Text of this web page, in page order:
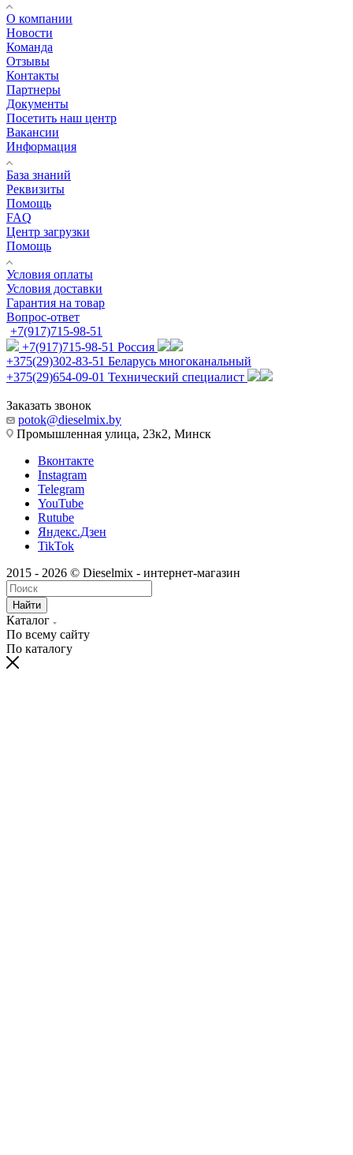
О компании
Новости
Команда
Отзывы
Контакты
Партнеры
Документы
Посетить наш центр
Вакансии
Информация
База знаний
Реквизиты
Помощь
FAQ
Центр загрузки
Помощь
Условия оплаты
Условия доставки
Гарантия на товар
Вопрос-ответ
+7(917)715-98-51
+7(917)715-98-51 Россия
+375(29)302-83-51 Беларусь многоканальный
+375(29)654-09-01 Технический специалист
Заказать звонок
potok@dieselmix.by
Промышленная улица, 23к2, Минск
Вконтакте
Instagram
Telegram
YouTube
Rutube
Яндекс.Дзен
TikTok
2015 - 2026 © Dieselmix - интернет-магазин
Найти
Каталог
По всему сайту
По каталогу